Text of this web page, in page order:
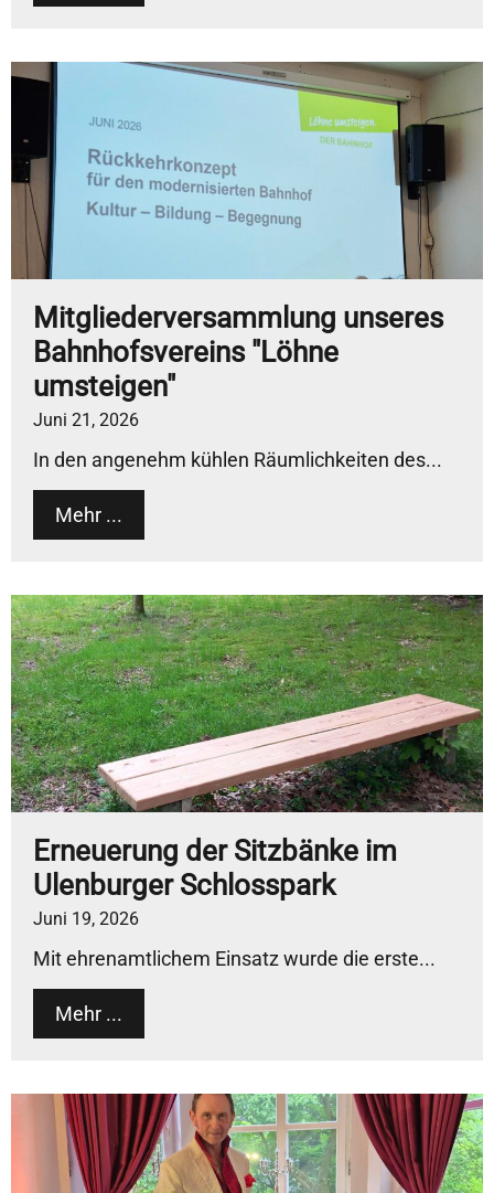
Mitgliederversammlung unseres
Bahnhofsvereins "Löhne
umsteigen"
Juni 21, 2026
In den angenehm kühlen Räumlichkeiten des...
Mehr ...
Erneuerung der Sitzbänke im
Ulenburger Schlosspark
Juni 19, 2026
Mit ehrenamtlichem Einsatz wurde die erste...
Mehr ...